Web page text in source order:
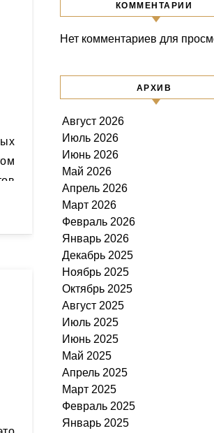
КОММЕНТАРИИ
Нет комментариев для
АРХИВ
Август 2026
Июль 2026
Июнь 2026
Май 2026
Апрель 2026
Март 2026
Февраль 2026
Январь 2026
Декабрь 2025
Ноябрь 2025
Октябрь 2025
Август 2025
Июль 2025
Июнь 2025
Май 2025
Апрель 2025
Март 2025
Февраль 2025
Январь 2025